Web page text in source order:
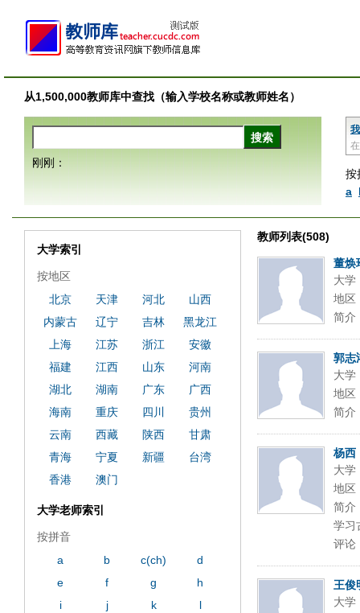
从1,500,000教师库中查找（输入学校名称或教师姓名）
按
a
刚刚：
教师列表(508)
董焕
大学
地区
简介
郭志
大学
地区
简介
杨西
大学
地区
简介
学习
评论
王俊
大学
大学索引
按地区
北京
天津 河北
山西
内蒙古
辽宁 吉林
黑龙江
上海
江苏 浙江
安徽
福建
江西 山东
河南
湖北
湖南 广东
广西
海南
重庆 四川
贵州
云南
西藏 陕西
甘肃
青海
宁夏 新疆
台湾
香港
澳门
大学老师索引
按拼音
a
b c(ch)
d
e
f g
h
i
j k
l